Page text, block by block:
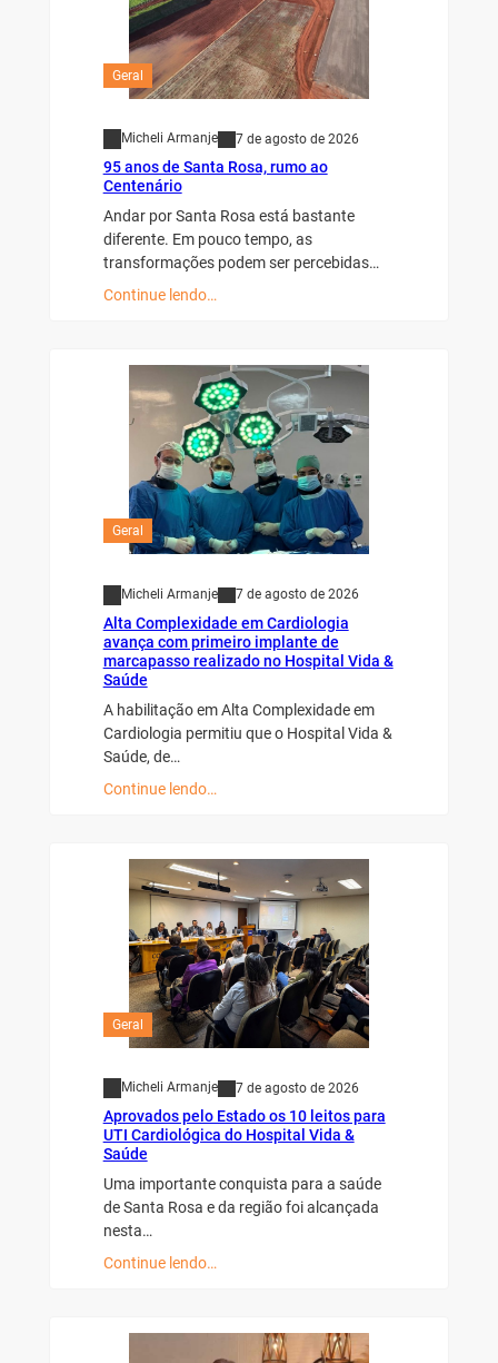
Geral
Micheli Armanje 7 de agosto de 2026
95 anos de Santa Rosa, rumo ao
Centenário
Andar por Santa Rosa está bastante
diferente. Em pouco tempo, as
transformações podem ser percebidas…
Continue lendo…
Geral
Micheli Armanje 7 de agosto de 2026
Alta Complexidade em Cardiologia
avança com primeiro implante de
marcapasso realizado no Hospital Vida &
Saúde
A habilitação em Alta Complexidade em
Cardiologia permitiu que o Hospital Vida &
Saúde, de…
Continue lendo…
Geral
Micheli Armanje 7 de agosto de 2026
Aprovados pelo Estado os 10 leitos para
UTI Cardiológica do Hospital Vida &
Saúde
Uma importante conquista para a saúde
de Santa Rosa e da região foi alcançada
nesta…
Continue lendo…